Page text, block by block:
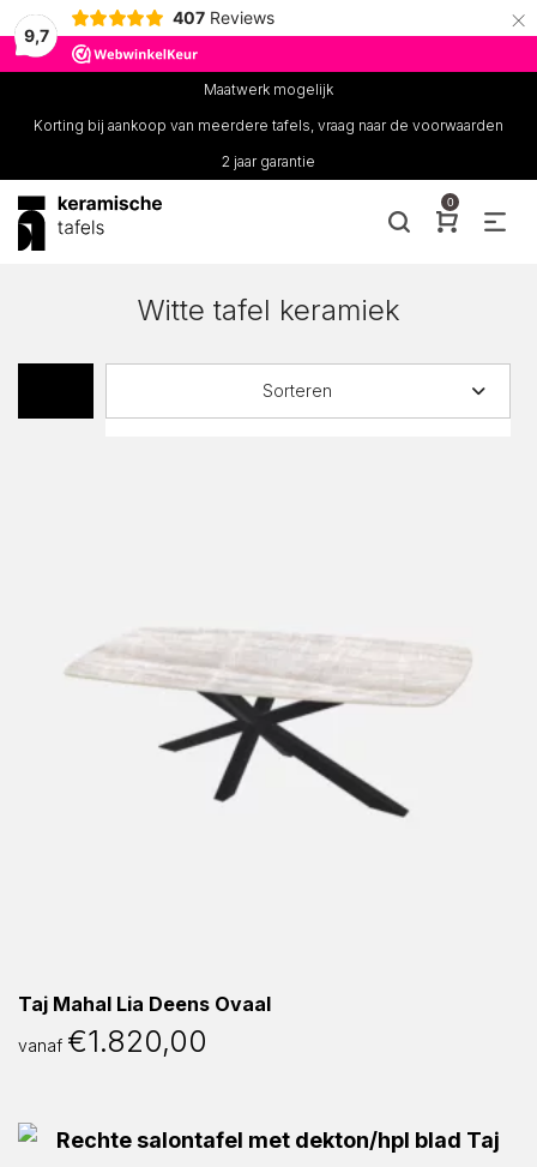
9,7
407 Reviews ×
Maatwerk mogelijk
Korting bij aankoop van meerdere tafels, vraag naar de voorwaarden
2 jaar garantie
0
Witte tafel keramiek
Sorteren
Taj Mahal Lia Deens Ovaal
vanaf €1.820,00